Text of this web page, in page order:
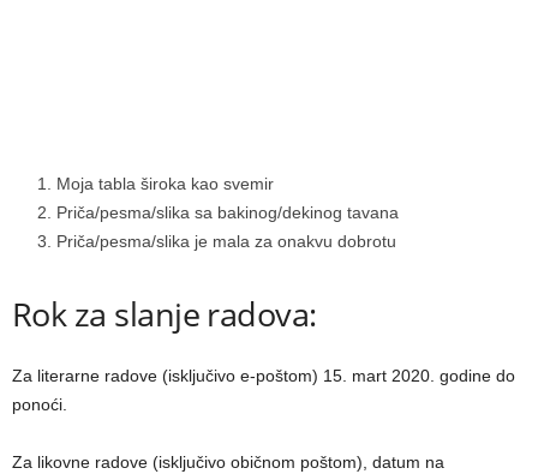
Moja tabla široka kao svemir
2. Priča/pesma/slika sa bakinog/dekinog tavana
3. Priča/pesma/slika je mala za onakvu dobrotu
Rok za slanje radova:
Za literarne radove (isklјučivo e-poštom) 15. mart 2020. godine do
ponoći.
Za likovne radove (isklјučivo običnom poštom), datum na